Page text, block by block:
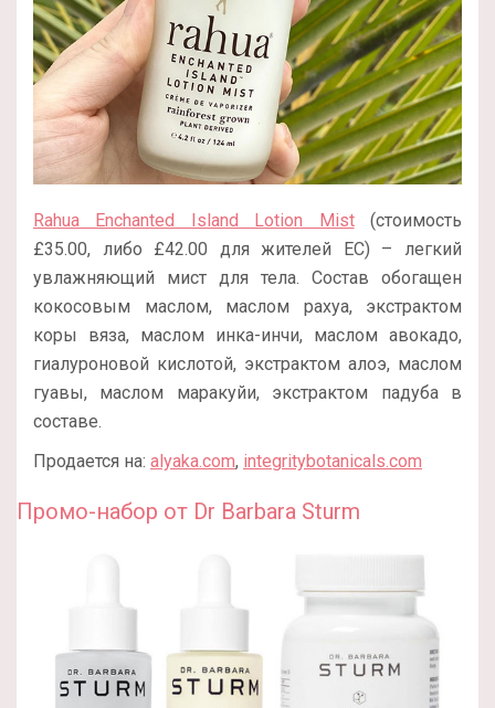
Rahua Enchanted Island Lotion Mist(стоимость
£35.00, либо £42.00 для жителей ЕС) – легкий
увлажняющий мист для тела. Состав обогащен
кокосовым маслом, маслом рахуа, экстрактом
коры вяза, маслом инка-инчи, маслом авокадо,
гиалуроновой кислотой, экстрактом алоэ, маслом
гуавы, маслом маракуйи, экстрактом падуба в
составе.
Продается на: alyaka.com, integritybotanicals.com
Промо-набор от Dr Barbara Sturm